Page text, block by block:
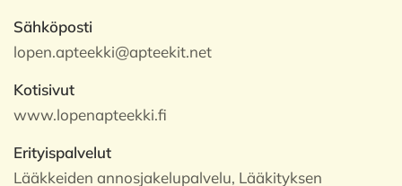
Sähköposti
lopen.apteekki@apteekit.net
Kotisivut
www.lopenapteekki.fi
Erityispalvelut
Lääkkeiden annosjakelupalvelu, Lääkityksen